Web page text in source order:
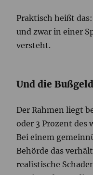
Praktisch heißt
und zwar in einer
versteht.
Und die
Der Rahmen liegt
oder 3 Prozent des
Bei einem
Behörde das
realistische